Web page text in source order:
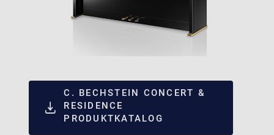
C. BECHSTEIN CONCERT &
RESIDENCE
PRODUKTKATALOG